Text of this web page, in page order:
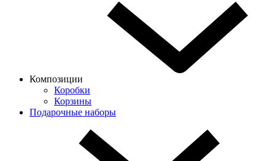
Композиции
Коробки
Корзины
Подарочные наборы